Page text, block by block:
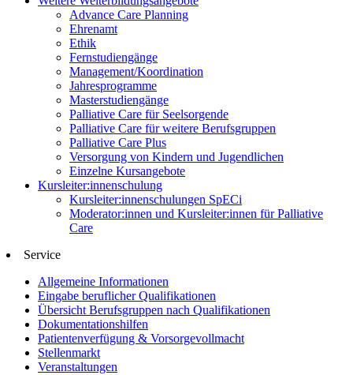
Advance Care Planning
Ehrenamt
Ethik
Fernstudiengänge
Management/Koordination
Jahresprogramme
Masterstudiengänge
Palliative Care für Seelsorgende
Palliative Care für weitere Berufsgruppen
Palliative Care Plus
Versorgung von Kindern und Jugendlichen
Einzelne Kursangebote
Kursleiter:innenschulung
Kursleiter:innenschulungen SpECi
Moderator:innen und Kursleiter:innen für Palliative
Care
Service
Allgemeine Informationen
Eingabe beruflicher Qualifikationen
Übersicht Berufsgruppen nach Qualifikationen
Dokumentationshilfen
Patientenverfügung & Vorsorgevollmacht
Stellenmarkt
Veranstaltungen